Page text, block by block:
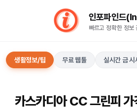
인포파인드
빠르고 정확한 정보
생활정보/팁 무료 웹툴 실시간 금 시
카스카디아 CC 그린피 가